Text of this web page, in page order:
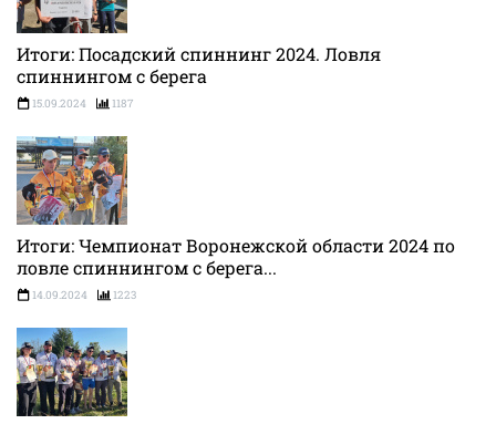
Итоги: Посадский спиннинг 2024. Ловля
спиннингом с берега
15.09.2024 1187
Итоги: Чемпионат Воронежской области 2024 по
ловле спиннингом с берега...
14.09.2024 1223